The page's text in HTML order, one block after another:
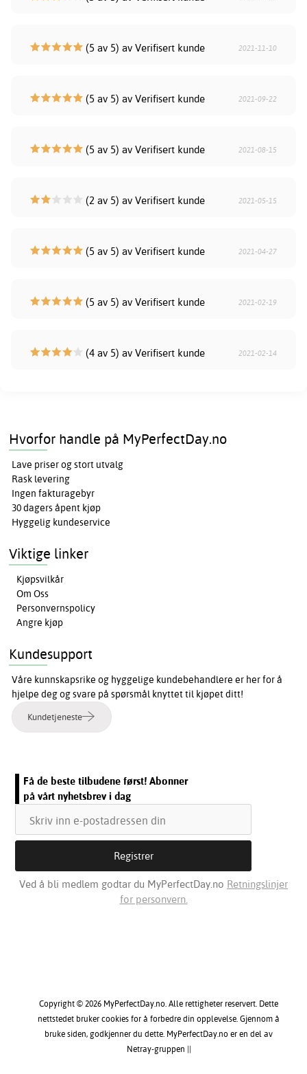
(5 av 5) av Verifisert kunde 2021-11-10
(5 av 5) av Verifisert kunde 2021-09-22
(5 av 5) av Verifisert kunde 2021-08-15
(2 av 5) av Verifisert kunde 2021-05-15
(5 av 5) av Verifisert kunde 2021-04-27
(5 av 5) av Verifisert kunde 2021-02-19
(4 av 5) av Verifisert kunde 2021-02-14
Hvorfor handle på MyPerfectDay.no
Lave priser og stort utvalg
Rask levering
Ingen fakturagebyr
30 dagers åpent kjøp
Hyggelig kundeservice
Viktige linker
Kjøpsvilkår
Om Oss
Personvernspolicy
Angre kjøp
Kundesupport
Våre kunnskapsrike og hyggelige kundebehandlere er her for å
hjelpe deg og svare på spørsmål knyttet til kjøpet ditt!
Kundetjeneste
Få de beste tilbudene først! Abonner
på vårt nyhetsbrev i dag
Ved å bli medlem godtar du MyPerfectDay.no Retningslinjer
for personvern.
Copyright © 2026 MyPerfectDay.no. Alle rettigheter reservert. Dette
nettstedet bruker cookies for å forbedre din opplevelse. Gjennom å
bruke siden, godkjenner du dette. MyPerfectDay.no er en del av
Netray-gruppen ||